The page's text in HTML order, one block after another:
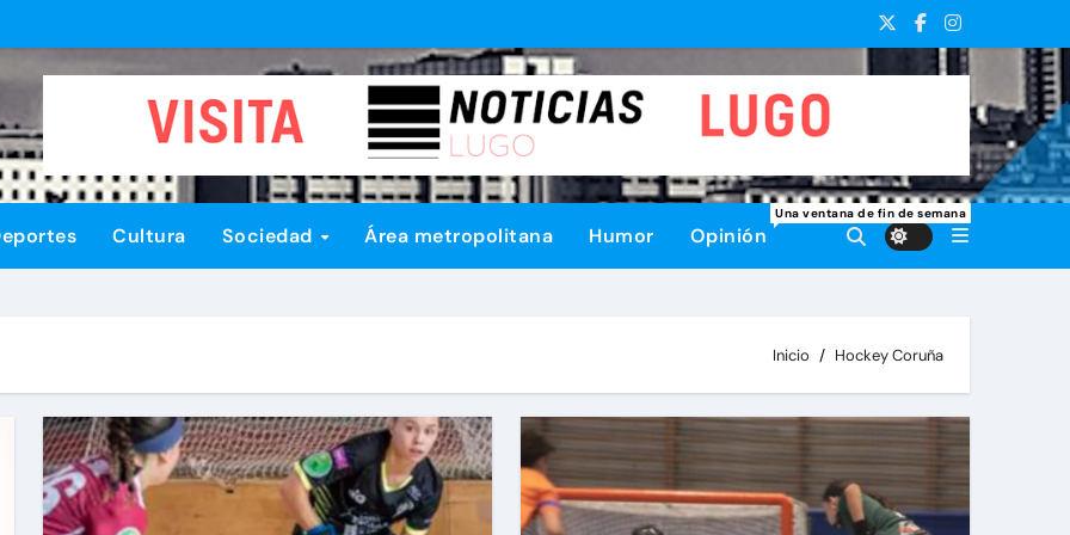
Cultura Sociedad Área metropolitana Humor Opinión
Una ventana de fin de semana
Inicio Hockey Coruña